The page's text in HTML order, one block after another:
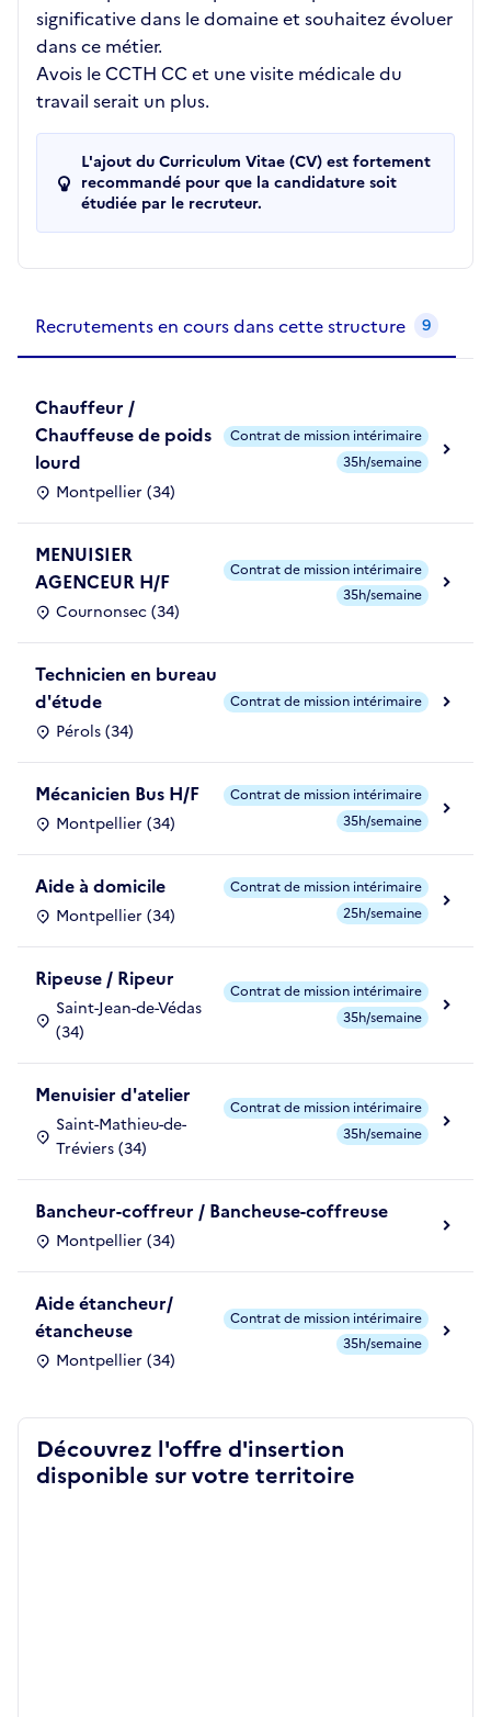
significative dans le domaine et souhaitez évoluer
dans ce métier.
Avois le CCTH CC et une visite médicale du
travail serait un plus.
L'ajout du Curriculum Vitae (CV) est fortement
recommandé pour que la candidature soit
étudiée par le recruteur.
Recrutements en cours dans cette structure 9
Chauffeur /
Chauffeuse de poids
lourd
Montpellier (34)
Contrat de mission intérimaire
35h/semaine
MENUISIER
AGENCEUR H/F
Cournonsec (34)
Contrat de mission intérimaire
35h/semaine
Technicien en bureau
d'étude
Pérols (34)
Contrat de mission intérimaire
Mécanicien Bus H/F
Montpellier (34)
Contrat de mission intérimaire
35h/semaine
Aide à domicile
Montpellier (34)
Contrat de mission intérimaire
25h/semaine
Ripeuse / Ripeur
Saint-Jean-de-Védas
(34)
Contrat de mission intérimaire
35h/semaine
Menuisier d'atelier
Saint-Mathieu-de-
Tréviers (34)
Contrat de mission intérimaire
35h/semaine
Bancheur-coffreur / Bancheuse-coffreuse
Montpellier (34)
Aide étancheur/
étancheuse
Montpellier (34)
Contrat de mission intérimaire
35h/semaine
Découvrez l'offre d'insertion
disponible sur votre territoire